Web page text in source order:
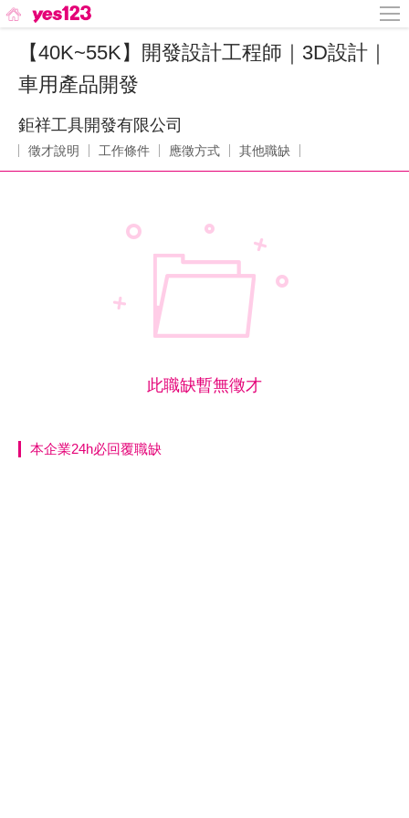
【40K~55K】開發設計工程師｜3D設計｜
車用產品開發
鉅祥工具開發有限公司
徵才說明 工作條件 應徵方式 其他職缺
此職缺暫無徵才
本企業24h必回覆職缺